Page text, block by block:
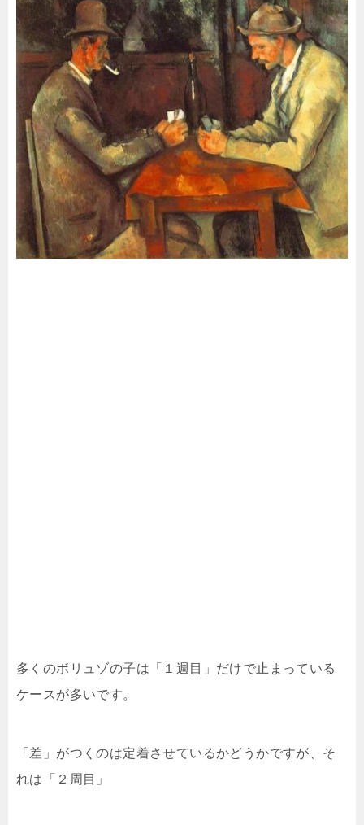
多くのボリュゾの子は「１週目」だけで止まっている
ケースが多いです。
「差」がつくのは定着させているかどうかですが、そ
れは「２周目」